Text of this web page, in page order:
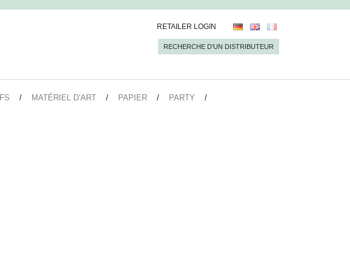
RETAILER LOGIN
RECHERCHE D’UN DISTRIBUTEUR
MATÉRIEL D’ART PAPIER PARTY